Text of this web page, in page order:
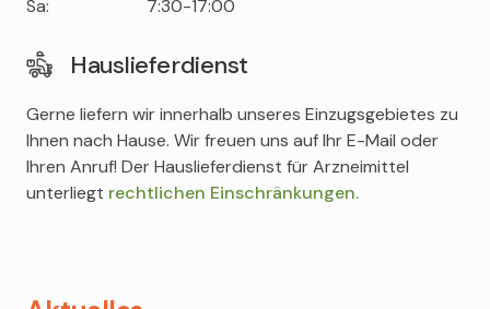
slot
Sa:
7:30-17:00
Hauslieferdienst
Gerne liefern wir innerhalb unseres Einzugsgebietes zu
Ihnen nach Hause. Wir freuen uns auf Ihr E-Mail oder
Ihren Anruf! Der Hauslieferdienst für Arzneimittel
unterliegt rechtlichen Einschränkungen.